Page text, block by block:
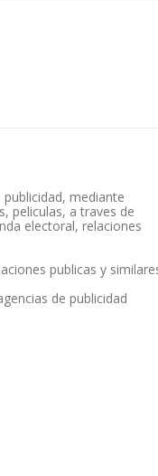
mediante
peliculas, a traves de
electoral, relaciones
publicas y
de publicidad